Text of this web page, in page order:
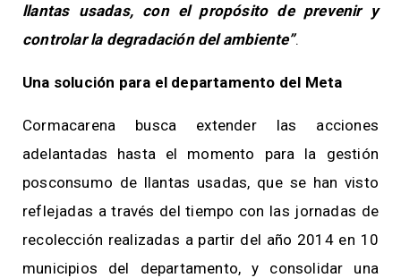
llantas usadas, con el propósito de prevenir y
controlar la degradación del ambiente”.
Una solución para el departamento del Meta
Cormacarena busca extender las acciones
adelantadas hasta el momento para la gestión
posconsumo de llantas usadas, que se han visto
reflejadas a través del tiempo con las jornadas de
recolección realizadas a partir del año 2014 en 10
municipios del departamento, y consolidar una